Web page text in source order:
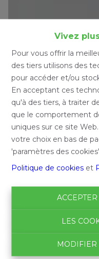
Vivez
Pour vous offrir la
des tiers utilisons des
pour accéder et/ou
En acceptant ces
qu'à des tiers, à traiter
que le comportement
uniques sur ce site
votre choix en bas de
'paramètres des
Politique de cookies et
LES
MODIFIER